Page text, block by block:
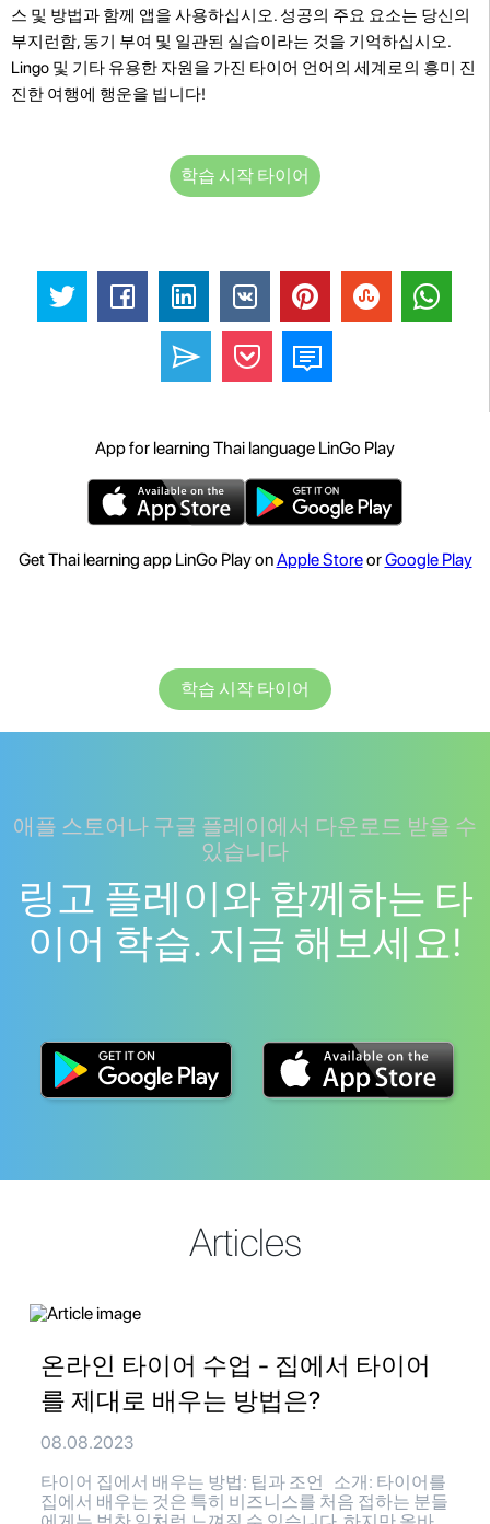
스 및 방법과 함께 앱을 사용하십시오. 성공의 주요 요소는 당신의
부지런함, 동기 부여 및 일관된 실습이라는 것을 기억하십시오.
Lingo 및 기타 유용한 자원을 가진 타이어 언어의 세계로의 흥미 진
진한 여행에 행운을 빕니다!
학습 시작 타이어
App for learning Thai language LinGo Play
Get Thai learning app LinGo Play onApple StoreorGoogle Play
학습 시작 타이어
애플 스토어나 구글 플레이에서 다운로드 받을 수
있습니다
링고 플레이와 함께하는 타
이어 학습. 지금 해보세요!
Articles
온라인 타이어 수업 - 집에서 타이어
를 제대로 배우는 방법은?
08.08.2023
타이어 집에서 배우는 방법: 팁과 조언 소개: 타이어를
집에서 배우는 것은 특히 비즈니스를 처음 접하는 분들